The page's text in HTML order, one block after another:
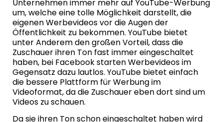
Unternehmen immer mehr auf YouTube-Werbung
um, welche eine tolle Möglichkeit darstellt, die
eigenen Werbevideos vor die Augen der
Öffentlichkeit zu bekommen. YouTube bietet
unter Anderem den großen Vorteil, dass die
Zuschauer ihren Ton fast immer eingeschaltet
haben, bei Facebook starten Werbevideos im
Gegensatz dazu lautlos. YouTube bietet einfach
die bessere Plattform für Werbung im
Videoformat, da die Zuschauer eben dort sind um
Videos zu schauen.
Da sie ihren Ton schon eingeschaltet haben wird